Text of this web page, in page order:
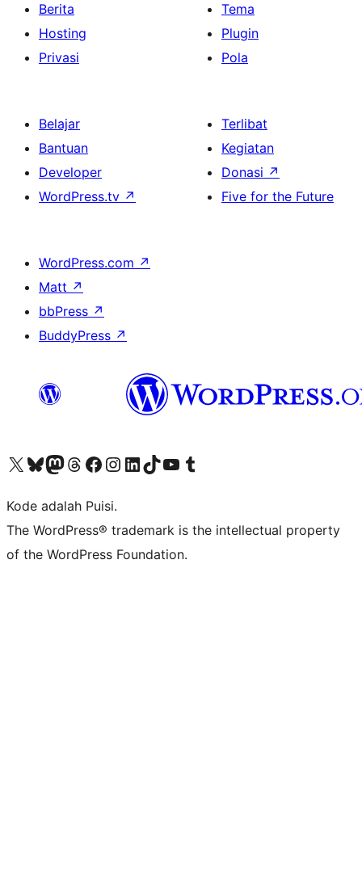
Berita
Hosting
Privasi
Tema
Plugin
Pola
Belajar
Bantuan
Developer
WordPress.tv ↗
Terlibat
Kegiatan
Donasi ↗
Five for the Future
WordPress.com ↗
Matt ↗
bbPress ↗
BuddyPress ↗
Kunjungi akun X (sebelumnya Twitter) kamiVisit our Bluesky account
Kunjungi akun Mastodon kami
Visit our Threads account
Kunjungi halaman Facebook kamiKunjungi akun Instagram kamiKunjungi akun LinkedIn kami
Visit our TikTok account
Kunjungi channel YouTube kamiVisit our Tumblr account
Kode adalah Puisi.
The WordPress® trademark is the intellectual property
of the WordPress Foundation.